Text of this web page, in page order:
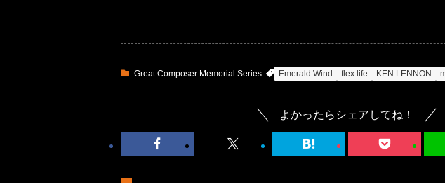
Great Composer Memorial Series Emerald Wind flex life KEN LENNON
よかったらシェアしてね！